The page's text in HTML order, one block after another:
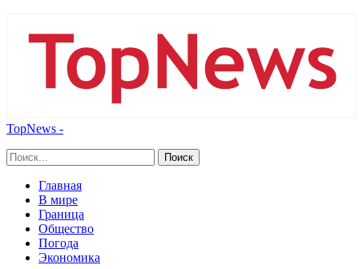
TopNews -
Главная
В мире
Граница
Общество
Погода
Экономика